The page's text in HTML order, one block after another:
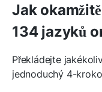
Jak
134 jazyků
Překládejte
jednoduchý 4-